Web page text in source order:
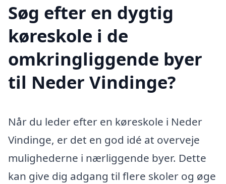
Søg efter en dygtig
køreskole i de
omkringliggende byer
til Neder Vindinge?
Når du leder efter en køreskole i Neder
Vindinge, er det en god idé at overveje
mulighederne i nærliggende byer. Dette
kan give dig adgang til flere skoler og øge